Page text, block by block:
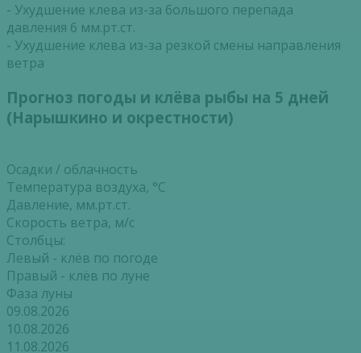
- Ухудшение клева из-за большого перепада
давления 6 мм.рт.ст.
- Ухудшение клева из-за резкой смены направления
ветра
Прогноз погоды и клёва рыбы на 5 дней
(Нарышкино и окрестности)
Осадки / облачность
Температура воздуха, °С
Давление, мм.рт.ст.
Скорость ветра, м/с
Столбцы:
Левый - клёв по погоде
Правый - клёв по луне
Фаза луны
09.08.2026
10.08.2026
11.08.2026